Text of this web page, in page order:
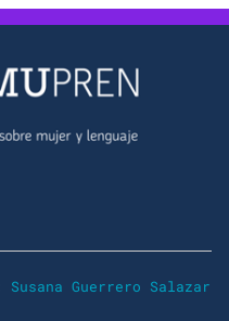
Susana Guerrero Salazar